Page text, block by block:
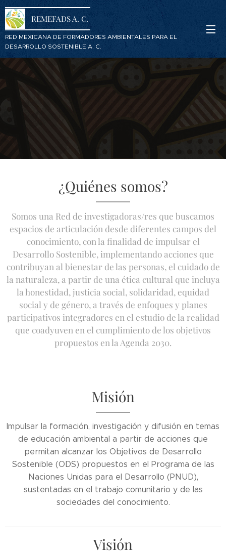
REMEFADS A. C.
RED MEXICANA DE FORMADORES AMBIENTALES PARA EL
DESARROLLO SOSTENIBLE A. C.
¿Quiénes somos?
Somos una Red de investigadoras/res que buscamos
espacios de articulación desde diferentes campos del
conocimiento, con la finalidad de impulsar el
Desarrollo Sostenible, implementando acciones que
contribuyan al bienestar de las personas, el cuidado de
la naturaleza, a partir de una ética cultural que incluya
la honestidad, justicia social, solidaridad, equidad
social y de género, a través de enfoques y planes
participativos integradores en el estudio de la realidad
que coadyuven en el cumplimiento de los objetivos
propuestos en la Agenda 2030.
Misión
Impulsar la formación, investigación y difusión en temas
de educación ambiental a partir de acciones que
permitan alcanzar los Objetivos de Desarrollo
Sostenible (ODS) propuestos en el Programa de las
Naciones Unidas para el Desarrollo (PNUD),
sustentadas en el trabajo comunitario y de las
sociedades del conocimiento.
Visión